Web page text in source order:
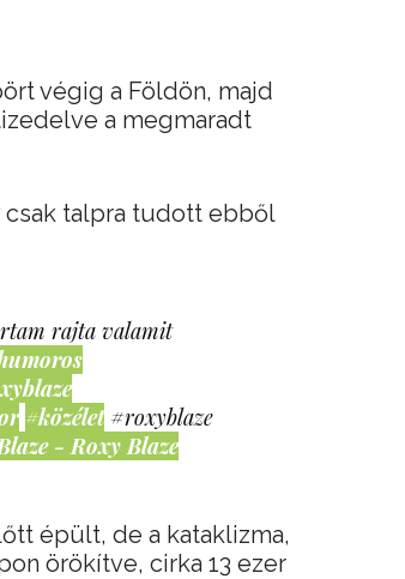
végig a Földön, majd
a megmaradt
csak talpra tudott ebből
rajta valamit
#közélet #roxyblaze
- Roxy Blaze
épült, de a kataklizma,
örökítve, cirka 13 ezer